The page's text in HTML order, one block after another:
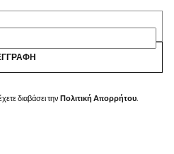
διαβάσει την Πολιτική Απορρήτου.